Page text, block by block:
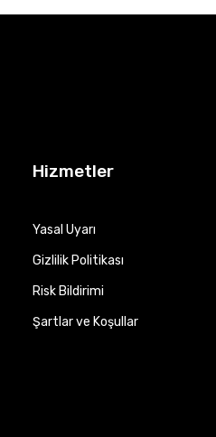
Hizmetler
Yasal Uyarı
Gizlilik Politikası
Risk Bildirimi
Şartlar ve Koşullar